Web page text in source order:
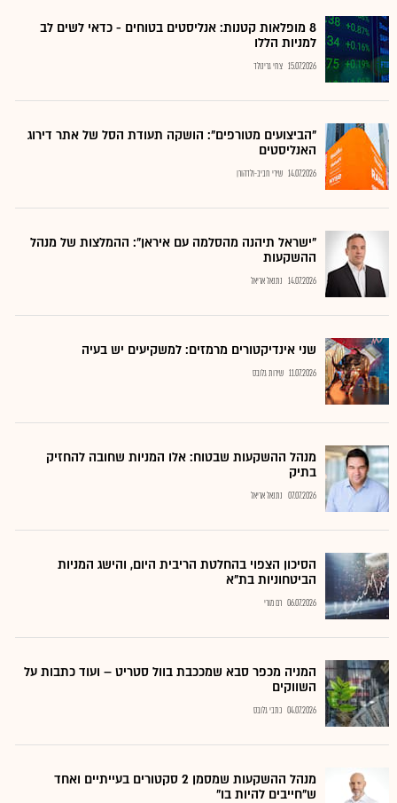
8 מופלאות קטנות: אנליסטים בטוחים - כדאי לשים לב
למניות הללו
15.07.2026 צחי גרינולד
"הביצועים מטורפים": הושקה תעודת הסל של אתר דירוג
האנליסטים
14.07.2026 שירי חביב-ולדהורן
"ישראל תיהנה מהסלמה עם איראן": ההמלצות של מנהל
ההשקעות
14.07.2026 נתנאל אריאל
שני אינדיקטורים מרמזים: למשקיעים יש בעיה
11.07.2026 שירות גלובס
מנהל ההשקעות שבטוח: אלו המניות שחובה להחזיק
בתיק
07.07.2026 נתנאל אריאל
הסיכון הצפוי בהחלטת הריבית היום, והישג המניות
הביטחוניות בת"א
06.07.2026 רם מורי
המניה מכפר סבא שמככבת בוול סטריט – ועוד כתבות על
השווקים
04.07.2026 כתבי גלובס
מנהל ההשקעות שמסמן 2 סקטורים בעייתיים ואחד
ש"חייבים להיות בו"